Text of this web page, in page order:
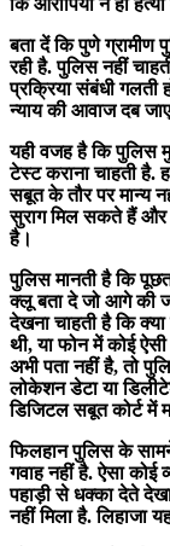
कि आरोपियों ने ही
बता दें कि पुणे ग्रामीण
रही है. पुलिस नहीं
प्रक्रिया संबंधी गलती
न्याय की आवाज दब
यही वजह है कि पुलिस
टेस्ट कराना चाहती है.
सबूत के तौर पर मान्य
सुराग मिल सकते हैं और
है।
पुलिस मानती है कि
क्लू बता दे जो आगे की
देखना चाहती है कि
थी, या फोन में कोई
अभी पता नहीं है, तो
लोकेशन डेटा या
डिजिटल सबूत कोर्ट में
फिलहान पुलिस के
गवाह नहीं है. ऐसा
पहाड़ी से धक्का देते
नहीं मिला है. लिहाजा